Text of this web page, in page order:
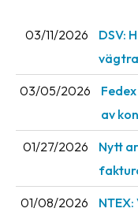
Media
Coworkers
Job
career
archive
03/11/2026
DSV:
03/05/2026
av
01/27/2026
Nytt
01/08/2026